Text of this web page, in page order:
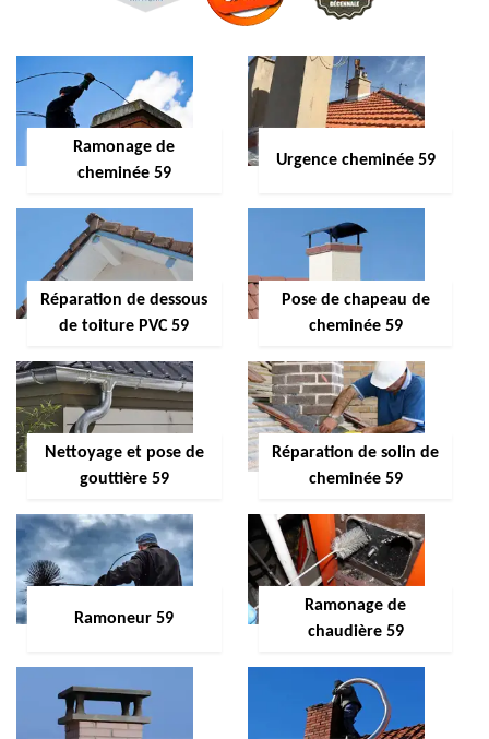
Ramonage de
cheminée 59
Urgence cheminée 59
Réparation de dessous
de toiture PVC 59
Pose de chapeau de
cheminée 59
Nettoyage et pose de
gouttière 59
Réparation de solin de
cheminée 59
Ramoneur 59
Ramonage de
chaudière 59